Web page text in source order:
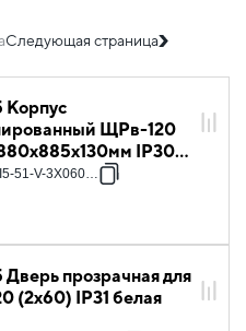
Следующая страница
Корпус
ЩРв-120
IP30
51-V-3X060-30
Дверь прозрачная для
(2х60) IP31 белая